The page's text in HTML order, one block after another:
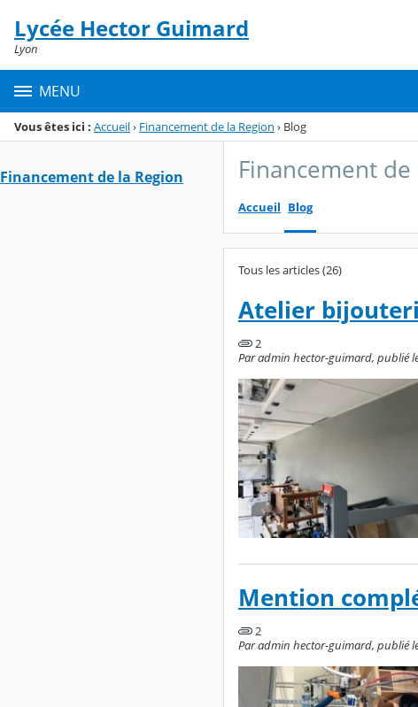
Menu de la rubrique
Contenu
Lycée Hector Guimard
Lyon
MENU
Vous êtes ici : Accueil› Financement de la Region › Blog
Financement de la Region Financement de
Accueil Blog
Tous les articles (26)
Atelier
2
Par admin hector-guimard, publié
Mention
2
Par admin hector-guimard, publié